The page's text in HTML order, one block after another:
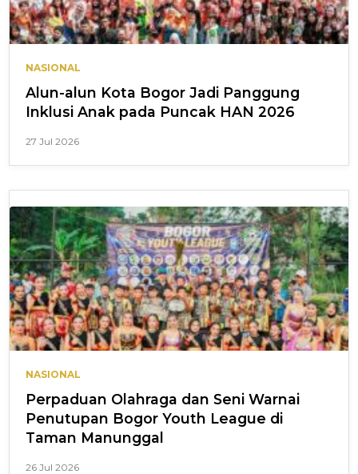
NASIONAL
Alun-alun Kota Bogor Jadi Panggung
Inklusi Anak pada Puncak HAN 2026
27 Jul 2026
NASIONAL
Perpaduan Olahraga dan Seni Warnai
Penutupan Bogor Youth League di
Taman Manunggal
26 Jul 2026